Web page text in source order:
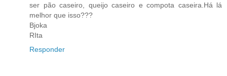
ser pão caseiro, queijo caseiro e compota caseira.Há lá
melhor que isso???
Bjoka
RIta
Responder